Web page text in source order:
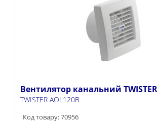
Вентилятор канальний TWISTER
TWISTER AOL120B
Код товару: 70956